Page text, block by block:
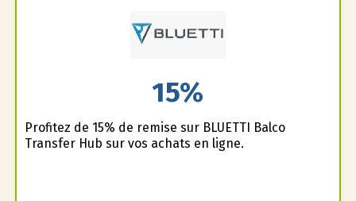
15%
Profitez de 15% de remise sur BLUETTI Balco
Transfer Hub sur vos achats en ligne.